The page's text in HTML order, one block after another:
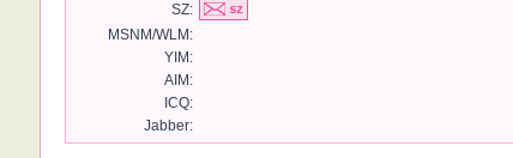
SZ:
MSNM/WLM:
YIM:
AIM:
ICQ:
Jabber: